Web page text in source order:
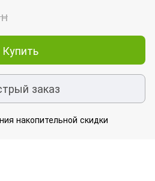
Купить
заказ
накопительной скидки